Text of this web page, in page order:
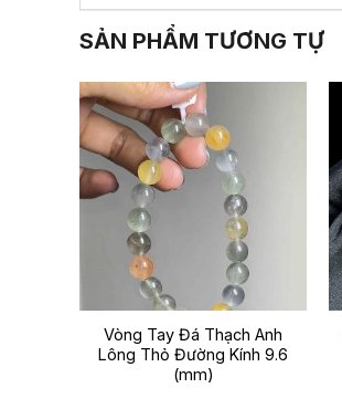
SẢN PHẨM TƯƠNG TỰ
Vòng Tay Đá Thạch Anh
Lông Thỏ Đường Kính 9.6
(mm)